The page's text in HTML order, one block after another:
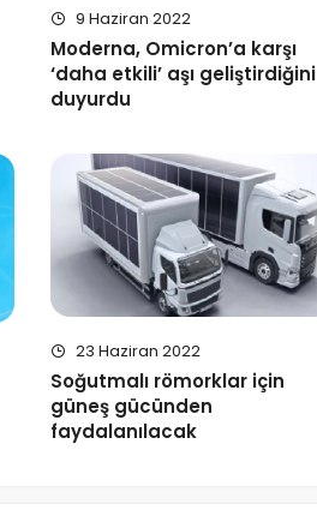
9 Haziran 2022
Moderna, Omicron’a karşı
‘daha etkili’ aşı geliştirdiğini
duyurdu
23 Haziran 2022
Soğutmalı römorklar için
güneş gücünden
faydalanılacak